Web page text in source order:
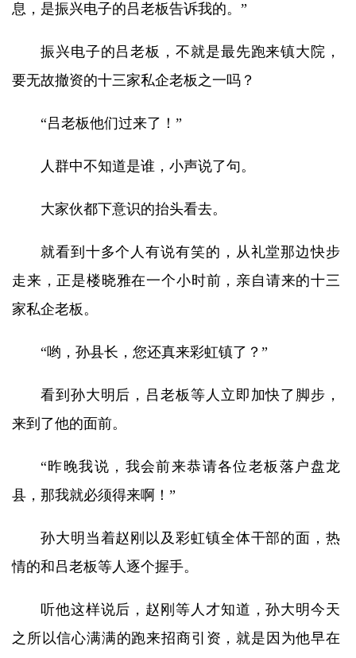
息，是振兴电子的吕老板告诉我的。”
振兴电子的吕老板，不就是最先跑来镇大院，
要无故撤资的十三家私企老板之一吗？
“吕老板他们过来了！”
人群中不知道是谁，小声说了句。
大家伙都下意识的抬头看去。
就看到十多个人有说有笑的，从礼堂那边快步
走来，正是楼晓雅在一个小时前，亲自请来的十三
家私企老板。
“哟，孙县长，您还真来彩虹镇了？”
看到孙大明后，吕老板等人立即加快了脚步，
来到了他的面前。
“昨晚我说，我会前来恭请各位老板落户盘龙
县，那我就必须得来啊！”
孙大明当着赵刚以及彩虹镇全体干部的面，热
情的和吕老板等人逐个握手。
听他这样说后，赵刚等人才知道，孙大明今天
之所以信心满满的跑来招商引资，就是因为他早在